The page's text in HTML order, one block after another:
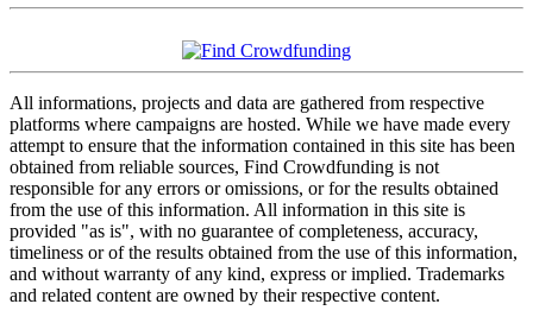
All informations, projects and data are gathered from respective
platforms where campaigns are hosted. While we have made every
attempt to ensure that the information contained in this site has been
obtained from reliable sources, Find Crowdfunding is not
responsible for any errors or omissions, or for the results obtained
from the use of this information. All information in this site is
provided "as is", with no guarantee of completeness, accuracy,
timeliness or of the results obtained from the use of this information,
and without warranty of any kind, express or implied. Trademarks
and related content are owned by their respective content.